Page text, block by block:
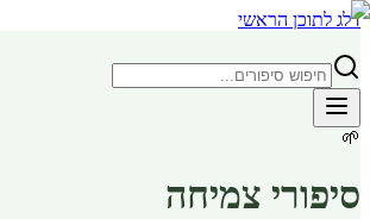
דלג לתוכן הראשי
🌱
סיפורי צמיחה